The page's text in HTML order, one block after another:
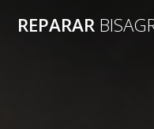
REPARAR